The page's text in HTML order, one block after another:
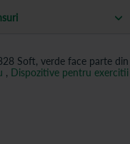
Soft, verde face parte din
, Dispozitive pentru exercitii